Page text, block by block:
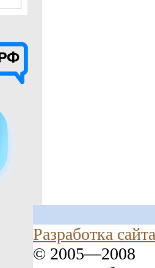
Разработка сайта
© 2005—2008